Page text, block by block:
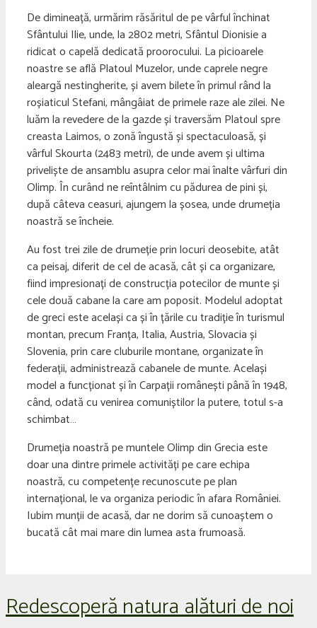
De dimineață, urmărim răsăritul de pe vârful închinat
Sfântului Ilie, unde, la 2802 metri, Sfântul Dionisie a
ridicat o capelă dedicată proorocului. La picioarele
noastre se află Platoul Muzelor, unde caprele negre
aleargă nestingherite, și avem bilete în primul rând la
roșiaticul Stefani, mângâiat de primele raze ale zilei. Ne
luăm la revedere de la gazde și traversăm Platoul spre
creasta Laimos, o zonă îngustă și spectaculoasă, și
vârful Skourta (2483 metri), de unde avem și ultima
priveliște de ansamblu asupra celor mai înalte vârfuri din
Olimp. În curând ne reîntâlnim cu pădurea de pini și,
după câteva ceasuri, ajungem la șosea, unde drumeția
noastră se încheie.
Au fost trei zile de drumeție prin locuri deosebite, atât
ca peisaj, diferit de cel de acasă, cât și ca organizare,
fiind impresionați de construcția potecilor de munte și
cele două cabane la care am poposit. Modelul adoptat
de greci este același ca și în țările cu tradiție în turismul
montan, precum Franța, Italia, Austria, Slovacia și
Slovenia, prin care cluburile montane, organizate în
federații, administrează cabanele de munte. Același
model a funcționat și în Carpații românești până în 1948,
când, odată cu venirea comuniștilor la putere, totul s-a
schimbat…
Drumeția noastră pe muntele Olimp din Grecia este
doar una dintre primele activități pe care echipa
noastră, cu competențe recunoscute pe plan
internațional, le va organiza periodic în afara României.
Iubim munții de acasă, dar ne dorim să cunoaștem o
bucată cât mai mare din lumea asta frumoasă.
Redescoperă natura alături de noi